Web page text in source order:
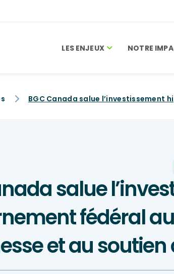
LES ENJEUX NOTRE
salue
fédéral
et au